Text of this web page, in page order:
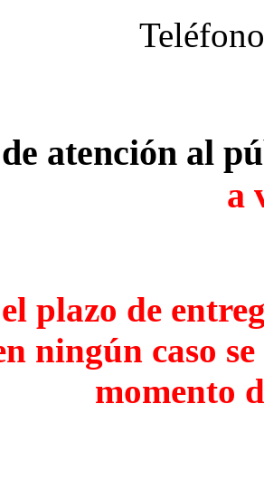
atención al
a
plazo de
ningún caso
momento